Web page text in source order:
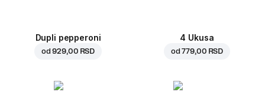
Dupli pepperoni
od929,00 RSD
4 Ukusa
od779,00 RSD